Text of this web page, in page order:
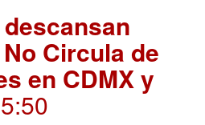
Circula de
en CDMX y